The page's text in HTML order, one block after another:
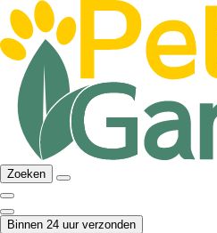
Zoeken
Binnen 24 uur verzonden